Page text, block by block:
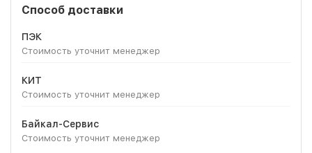
Способ доставки
ПЭК
Стоимость уточнит менеджер
КИТ
Стоимость уточнит менеджер
Байкал-Сервис
Стоимость уточнит менеджер